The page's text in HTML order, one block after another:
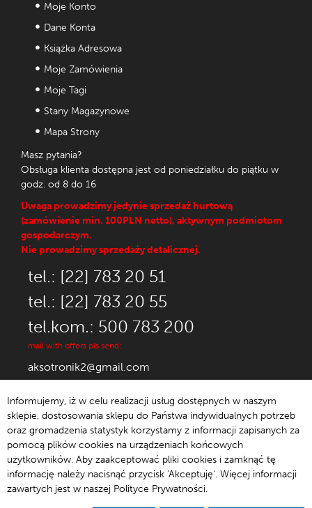
Moje Konto
Dane Konta
Książka Adresowa
Moje Zamówienia
Moje Tagi
Stany Magazynowe
Mapa Strony
Masz pytania?
Obsługa klienta dostępna jest od poniedziałku do piątku w
godz. od 8 do 16
Uwaga prowadzimy jedynie sprzedaż hurtową
(zamówienie min. 100PLN netto), aktywnym podmiotom
gospodarczym.
Nie prowadzimy sprzedaży detalicznej.
tel.: [22] 783 20 51
tel.: [22] 783 20 55
tel.kom.: 500 783 200
mail with offers pls send:
aksotronik2@gmail.com
© 1992-2021 Aksotronik.
Informujemy, iż w celu realizacji usług dostępnych w naszym
sklepie, dostosowania sklepu do Państwa indywidualnych potrzeb
oraz gromadzenia statystyk korzystamy z informacji zapisanych za
pomocą plików cookies na urządzeniach końcowych
użytkowników. Aby zaakceptować pliki cookies i zamknąć tę
informację należy nacisnąć przycisk 'Akceptuję'. Więcej informacji
zawartych jest w naszej Polityce Prywatności.